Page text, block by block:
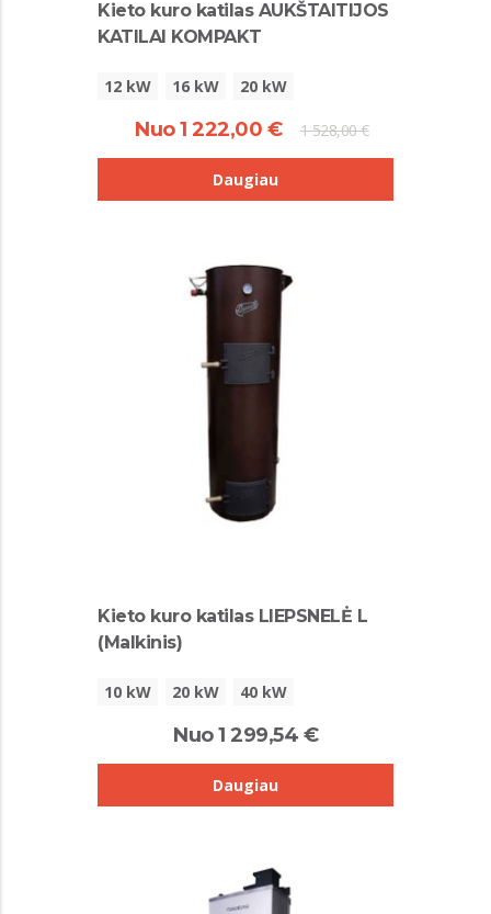
Kieto kuro katilas AUKŠTAITIJOS
KATILAI KOMPAKT
12 kW 16 kW 20 kW
Nuo 1 222,00 € 1 528,00 €
Daugiau
Kieto kuro katilas LIEPSNELĖ L
(Malkinis)
10 kW 20 kW 40 kW
Nuo 1 299,54 €
Daugiau